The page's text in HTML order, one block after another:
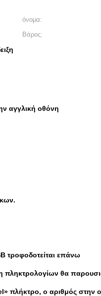
όνομα:
Βάρος:
αγγλική οθόνη
τροφοδοτείται επάνω
θα
πλήκτρο, ο αριθμός